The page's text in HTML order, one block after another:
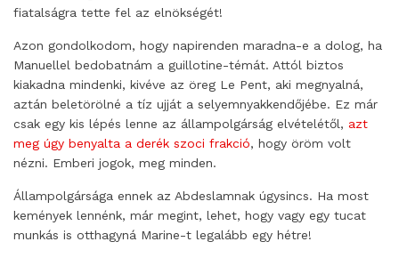
fiatalságra tette fel az elnökségét!
Azon gondolkodom, hogy napirenden maradna-e a dolog, ha
Manuellel bedobatnám a guillotine-témát. Attól biztos
kiakadna mindenki, kivéve az öreg Le Pent, aki megnyalná,
aztán beletörölné a tíz ujját a selyemnyakkendőjébe. Ez már
csak egy kis lépés lenne az állampolgárság elvételétől, azt
meg úgy benyalta a derék szoci frakció, hogy öröm volt
nézni. Emberi jogok, meg minden.
Állampolgársága ennek az Abdeslamnak úgysincs. Ha most
kemények lennénk, már megint, lehet, hogy vagy egy tucat
munkás is otthagyná Marine-t legalább egy hétre!